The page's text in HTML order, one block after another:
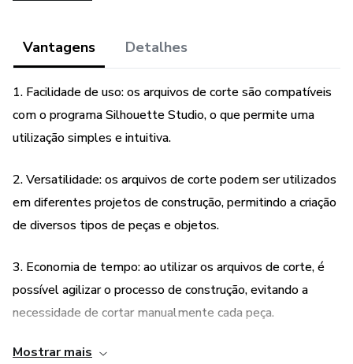
pode ser feito a mão (dependendo das suas habilidades
STUDIO disponível gratuitamente no site oficial da
Silhouette para abrir e imprimir os arquivos.
IDADE, NÃO ACOMPANHA MANUAL DE MONTAGEM,
COMPRE SOMENTE SE SOUBER MANUSEAR.
Vantagens Detalhes
1. Facilidade de uso: os arquivos de corte são compatíveis
com o programa Silhouette Studio, o que permite uma
utilização simples e intuitiva.
2. Versatilidade: os arquivos de corte podem ser utilizados
em diferentes projetos de construção, permitindo a criação
de diversos tipos de peças e objetos.
3. Economia de tempo: ao utilizar os arquivos de corte, é
possível agilizar o processo de construção, evitando a
necessidade de cortar manualmente cada peça.
4. Personalização: os arquivos de corte não modificam a
Mostrar mais